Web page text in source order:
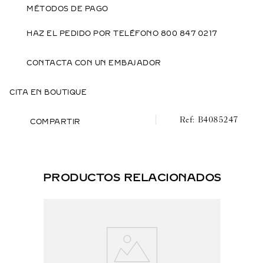
MÉTODOS DE PAGO
HAZ EL PEDIDO POR TELÉFONO 800 847 0217
CONTACTA CON UN EMBAJADOR
CITA EN BOUTIQUE
COMPARTIR B4085247
PRODUCTOS RELACIONADOS